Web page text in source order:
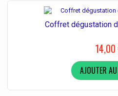
Coffret dégustation
AJOUTER